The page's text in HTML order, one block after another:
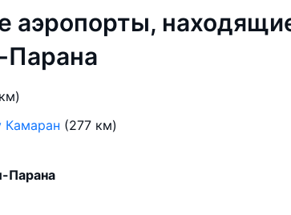
аэропорты,
Камаран (277 км)
Парана